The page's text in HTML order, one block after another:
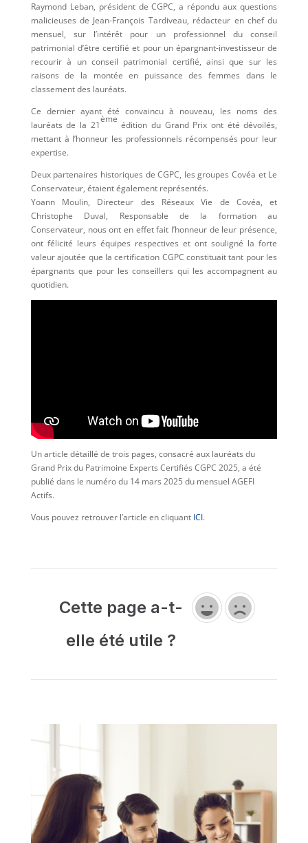
Raymond Leban, président de CGPC, a répondu aux questions
malicieuses de Jean-François Tardiveau, rédacteur en chef du
mensuel, sur l’intérêt pour un professionnel du conseil
patrimonial d’être certifié et pour un épargnant-investisseur de
recourir à un conseil patrimonial certifié, ainsi que sur les
raisons de la montée en puissance des femmes dans le
classement des lauréats.
Ce dernier ayant été convaincu à nouveau, les noms des
lauréats de la 21
ème
édition du Grand Prix ont été dévoilés,
mettant à l’honneur les professionnels récompensés pour leur
expertise.
Deux partenaires historiques de CGPC, les groupes Covéa et Le
Conservateur, étaient également représentés.
Yoann Moulin, Directeur des Réseaux Vie de Covéa, et
Christophe Duval, Responsable de la formation au
Conservateur, nous ont en effet fait l’honneur de leur présence,
ont félicité leurs équipes respectives et ont souligné la forte
valeur ajoutée que la certification CGPC constituait tant pour les
épargnants que pour les conseillers qui les accompagnent au
quotidien.
Un article détaillé de trois pages, consacré aux lauréats du
Grand Prix du Patrimoine Experts Certifiés CGPC 2025, a été
publié dans le numéro du 14 mars 2025 du mensuel AGEFI
Actifs.
Vous pouvez retrouver l’article en cliquant ICI.
Cette page a-t-
elle été utile ?